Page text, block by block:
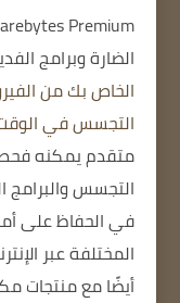
Premium
الضارة وبرامج
الخاص بك من
التجسس في
متقدم يمكنه فحص
التجسس والبرامج
في الحفاظ على
المختلفة عبر
أيضًا مع منتجات